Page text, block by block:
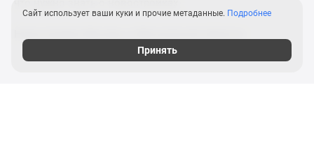
Сайт использует ваши куки и прочие метаданные. Подробнее
Принять